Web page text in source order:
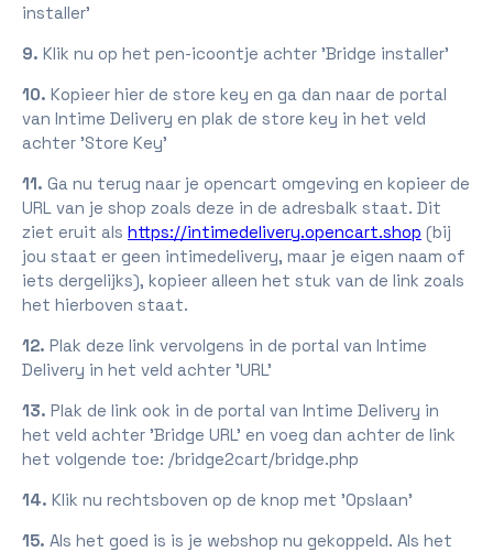
installer'
9. Klik nu op het pen-icoontje achter 'Bridge installer'
10. Kopieer hier de store key en ga dan naar de portal
van Intime Delivery en plak de store key in het veld
achter 'Store Key'
11. Ga nu terug naar je opencart omgeving en kopieer de
URL van je shop zoals deze in de adresbalk staat. Dit
ziet eruit als https://intimedelivery.opencart.shop (bij
jou staat er geen intimedelivery, maar je eigen naam of
iets dergelijks), kopieer alleen het stuk van de link zoals
het hierboven staat.
12. Plak deze link vervolgens in de portal van Intime
Delivery in het veld achter 'URL'
13. Plak de link ook in de portal van Intime Delivery in
het veld achter 'Bridge URL' en voeg dan achter de link
het volgende toe: /bridge2cart/bridge.php
14. Klik nu rechtsboven op de knop met 'Opslaan'
15. Als het goed is is je webshop nu gekoppeld. Als het